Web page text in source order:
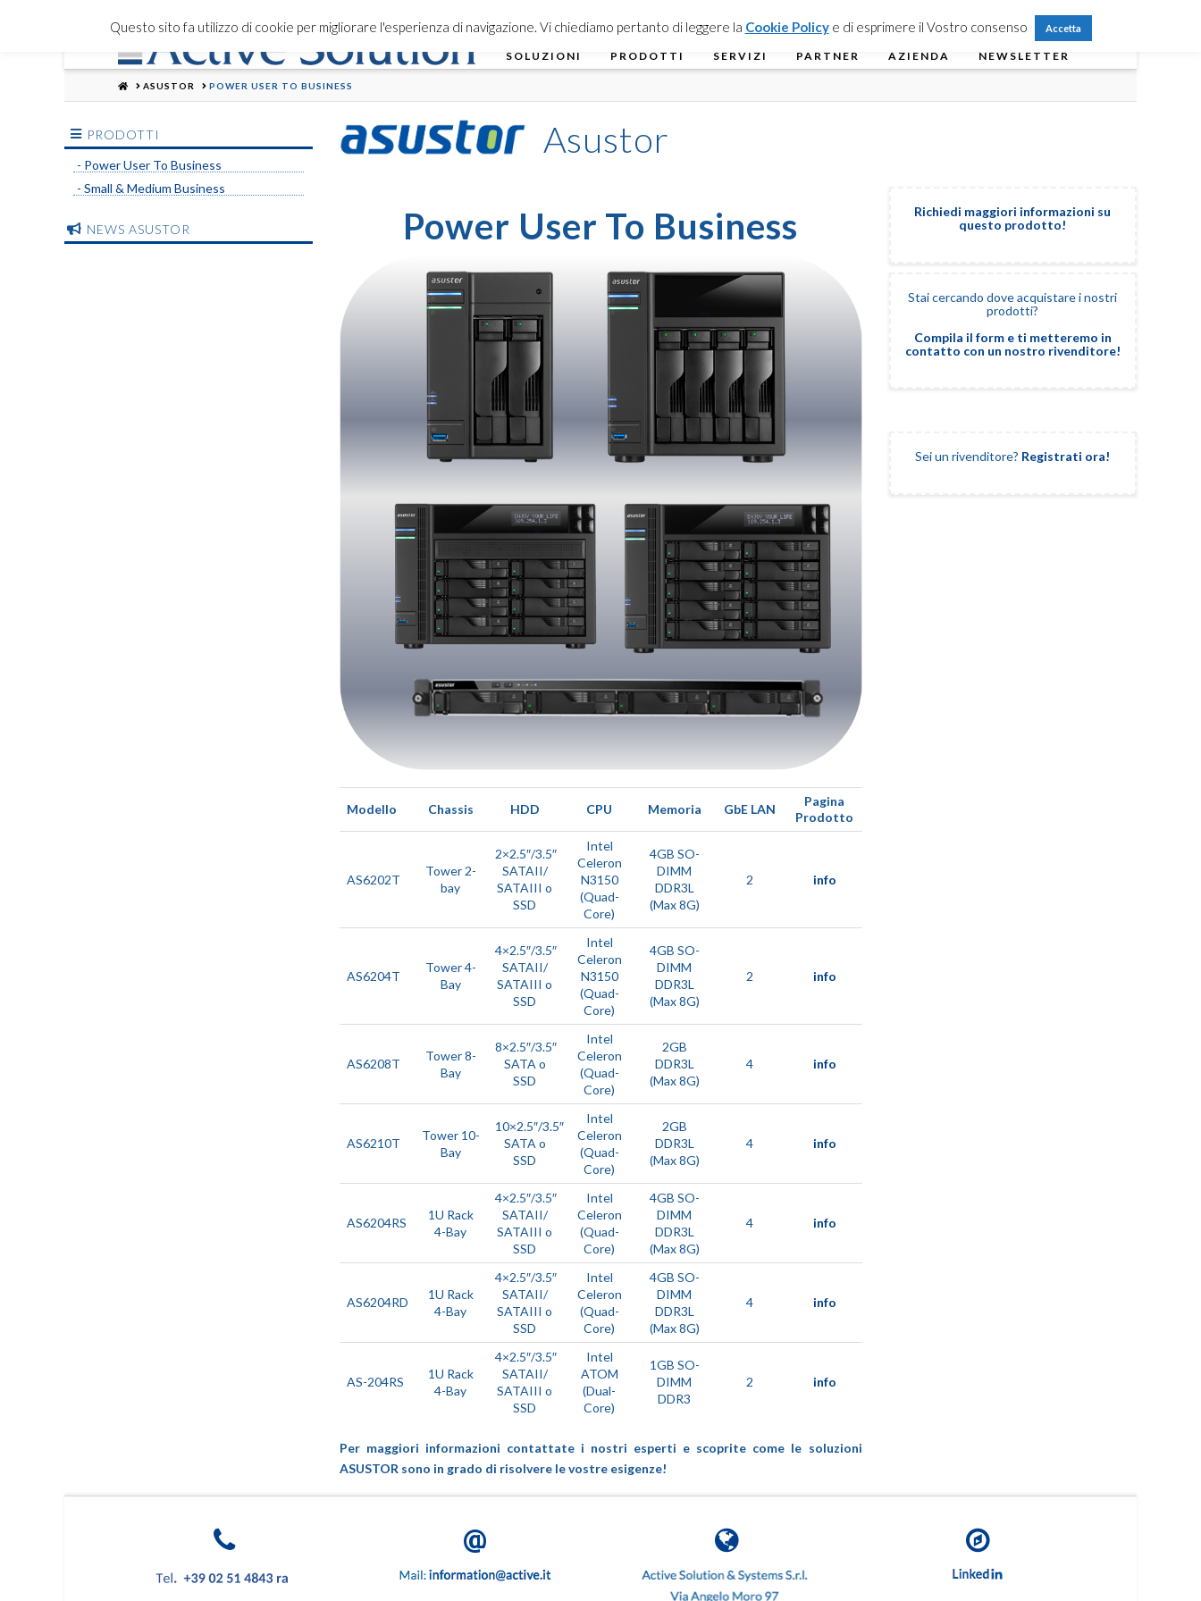
Contattaci
SOLUZIONI PRODOTTI SERVIZI PARTNER AZIENDA NEWSLETTER
HOMEASUSTOR POWER USER TO BUSINESS
PRODOTTI
- Power User To Business
- Small & Medium Business
NEWS ASUSTOR
Asustor
Power User To Business
Modello Chassis HDD CPU Memoria GbE LAN
Pagina
Prodotto
AS6202T
Tower 2-
bay
2×2.5″/3.5″
SATAII/
SATAIII o
SSD
Intel
Celeron
N3150
(Quad-
Core)
4GB SO-
DIMM
DDR3L
(Max 8G)
2 info
AS6204T
Tower 4-
Bay
4×2.5″/3.5″
SATAII/
SATAIII o
SSD
Intel
Celeron
N3150
(Quad-
Core)
4GB SO-
DIMM
DDR3L
(Max 8G)
2 info
AS6208T
Tower 8-
Bay
8×2.5″/3.5″
SATA o
SSD
Intel
Celeron
(Quad-
Core)
2GB
DDR3L
(Max 8G)
4 info
AS6210T
Tower 10-
Bay
10×2.5″/3.5″
SATA o
SSD
Intel
Celeron
(Quad-
Core)
2GB
DDR3L
(Max 8G)
4 info
AS6204RS
1U Rack
4-Bay
4×2.5″/3.5″
SATAII/
SATAIII o
SSD
Intel
Celeron
(Quad-
Core)
4GB SO-
DIMM
DDR3L
(Max 8G)
4 info
AS6204RD
1U Rack
4-Bay
4×2.5″/3.5″
SATAII/
SATAIII o
SSD
Intel
Celeron
(Quad-
Core)
4GB SO-
DIMM
DDR3L
(Max 8G)
4 info
AS-204RS
1U Rack
4-Bay
4×2.5″/3.5″
SATAII/
SATAIII o
SSD
Intel
ATOM
(Dual-
Core)
1GB SO-
DIMM
DDR3
2 info
Per maggiori informazioni contattate i nostri esperti e scoprite come le soluzioni
ASUSTOR sono in grado di risolvere le vostre esigenze!
Richiedi maggiori informazioni su
questo prodotto!
Stai cercando dove acquistare i nostri
prodotti?
Compila il form e ti metteremo in
contatto con un nostro rivenditore!
Sei un rivenditore? Registrati ora!
Questo sito fa utilizzo di cookie per migliorare l'esperienza di navigazione. Vi chiediamo pertanto di leggere la Cookie Policye di esprimere il Vostro consenso Accetta